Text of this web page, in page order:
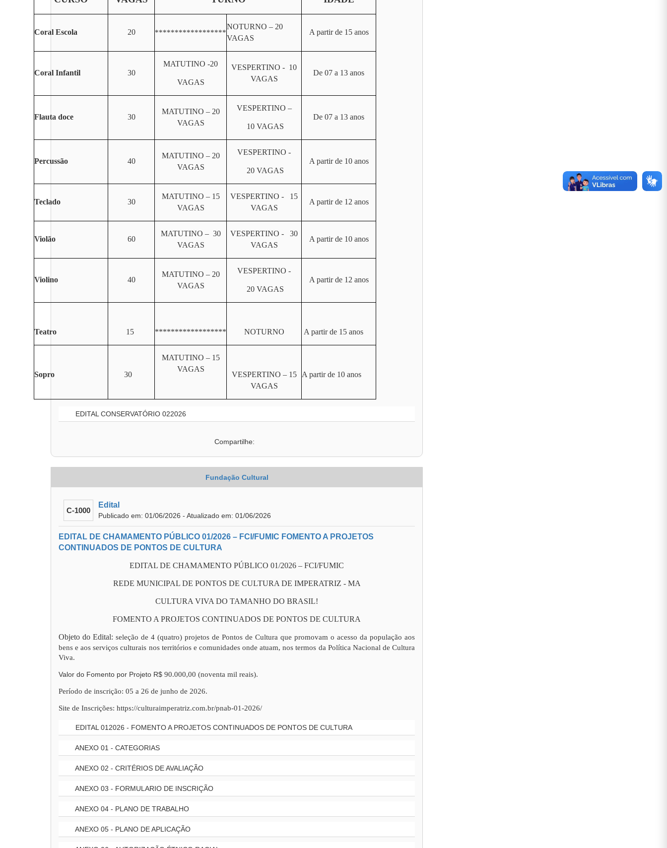
Coral Escola 20 ******************
NOTURNO – 20
VAGAS
A partir de 15 anos
Coral Infantil 30
MATUTINO -20
VAGAS
VESPERTINO - 10
VAGAS
De 07 a 13 anos
Flauta doce 30
MATUTINO – 20
VAGAS
VESPERTINO –
10 VAGAS
De 07 a 13 anos
Percussão 40
MATUTINO – 20
VAGAS
VESPERTINO -
20 VAGAS
A partir de 10 anos
Teclado 30
MATUTINO – 15
VAGAS
VESPERTINO - 15
VAGAS
A partir de 12 anos
Violão 60
MATUTINO – 30
VAGAS
VESPERTINO - 30
VAGAS
A partir de 10 anos
Violino 40
MATUTINO – 20
VAGAS
VESPERTINO -
20 VAGAS
A partir de 12 anos
Teatro 15 ****************** NOTURNO A partir de 15 anos
Sopro 30
MATUTINO – 15
VAGAS
VESPERTINO – 15
VAGAS
A partir de 10 anos
EDITAL CONSERVATÓRIO 022026
Compartilhe:
Fundação Cultural
C-1000
Edital
Publicado em: 01/06/2026 - Atualizado em: 01/06/2026
EDITAL DE CHAMAMENTO PÚBLICO 01/2026 – FCI/FUMIC FOMENTO A PROJETOS
CONTINUADOS DE PONTOS DE CULTURA
EDITAL DE CHAMAMENTO PÚBLICO 01/2026 – FCI/FUMIC
REDE MUNICIPAL DE PONTOS DE CULTURA DE IMPERATRIZ - MA
CULTURA VIVA DO TAMANHO DO BRASIL!
FOMENTO A PROJETOS CONTINUADOS DE PONTOS DE CULTURA
Objeto do Edital: seleção de 4 (quatro) projetos de Pontos de Cultura que promovam o acesso da população aos
bens e aos serviços culturais nos territórios e comunidades onde atuam, nos termos da Política Nacional de Cultura
Viva.
Valor do Fomento por Projeto R$ 90.000,00 (noventa mil reais).
Período de inscrição: 05 a 26 de junho de 2026.
Site de Inscrições: https://culturaimperatriz.com.br/pnab-01-2026/
EDITAL 012026 - FOMENTO A PROJETOS CONTINUADOS DE PONTOS DE CULTURA
ANEXO 01 - CATEGORIAS
ANEXO 02 - CRITÉRIOS DE AVALIAÇÃO
ANEXO 03 - FORMULARIO DE INSCRIÇÃO
ANEXO 04 - PLANO DE TRABALHO
ANEXO 05 - PLANO DE APLICAÇÃO